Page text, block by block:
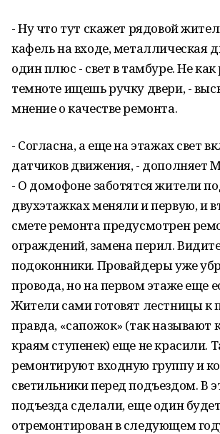
- Ну что тут скажет рядовой
кафель на входе, металлическая
один плюс - свет в тамбуре. Не
темноте ищешь ручку двери, -
мнение о качестве ремонта.
- Согласна, а еще на этажах свет
датчиков движения, - дополняет
- О домофоне заботятся жители
двухэтажках меняли и первую, и
смете ремонта предусмотрен
ограждений, замена перил.
подоконники. Провайдеры уже
провода, но на первом этаже еще
Жители сами готовят лестницы к
правда, «сапожок» (так называют
краям ступенек) еще не красили.
ремонтируют входную группу и
светильники перед подъездом. В
подъезда сделали, еще один будет
отремонтирован в следующем